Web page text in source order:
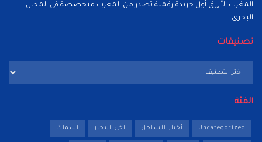
المغرب الأزرق أول جريدة رقمية تصدر من المغرب متخصصة في المجال
البحري.
تصنيفات
تصنيفات
الفئة
Uncategorized أخبار الساحل اخي البحار اسماك